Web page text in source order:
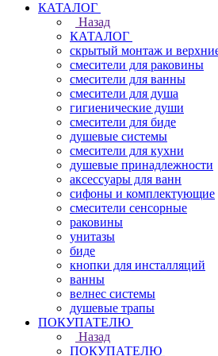
КАТАЛОГ
Назад
КАТАЛОГ
скрытый монтаж и
смесители для раковины
смесители для ванны
смесители для душа
гигиенические души
смесители для биде
душевые системы
смесители для кухни
душевые принадлежности
аксессуары для ванн
сифоны и комплектующие
смесители сенсорные
раковины
унитазы
биде
кнопки для инсталляций
ванны
велнес системы
душевые трапы
ПОКУПАТЕЛЮ
Назад
ПОКУПАТЕЛЮ